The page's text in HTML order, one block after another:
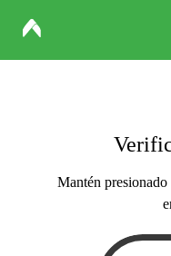
Mantén